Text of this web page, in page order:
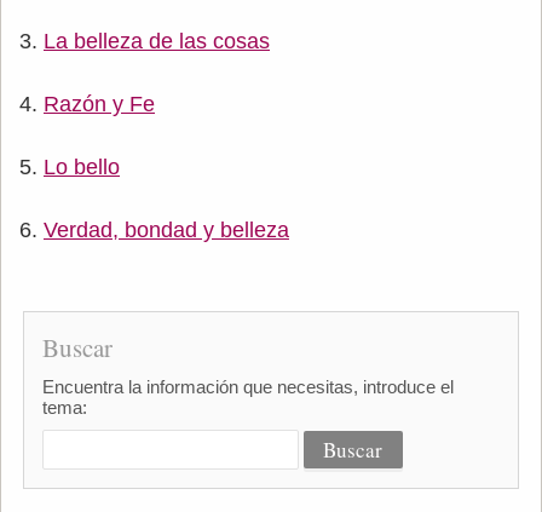
La belleza de las cosas
Razón y Fe
Lo bello
Verdad, bondad y belleza
Buscar
Encuentra la información que necesitas, introduce el
tema: